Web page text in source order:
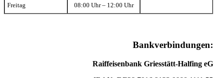
Freitag 08:00 Uhr – 12:00 Uhr
Bankverbindungen:
Raiffeisenbank Griesstätt-Halfing eG